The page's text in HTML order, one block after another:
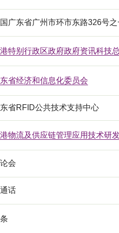
广东省广州市环市东路326号
特别行政区政府政府资讯科技
省经济和信息化委员会
省RFID公共技术支持中心
物流及供应链管理应用技术研
会
话